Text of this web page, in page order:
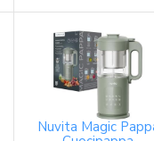
Nuvita Magic